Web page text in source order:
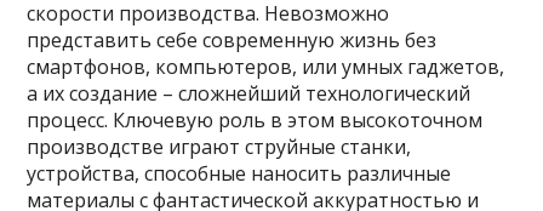
скорости производства. Невозможно
представить себе современную жизнь без
смартфонов, компьютеров, или умных гаджетов,
а их создание – сложнейший технологический
процесс. Ключевую роль в этом высокоточном
производстве играют струйные станки,
устройства, способные наносить различные
материалы с фантастической аккуратностью и